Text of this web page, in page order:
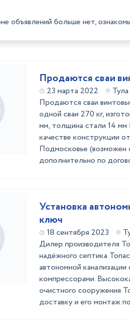
объявлений больше нет,
Продаются сваи
23 марта 2022
Тула
Продаются сваи
одной сваи 270 кг,
мм, толщина стали 14
качестве конструкции
Подмосковье (возможен
дополнительно по
Установка
ключ
18 сентября 2023
Дилер производителя
надёжного септика
автономной
компрессорами.
очистного сооружения
доставку и его монтаж